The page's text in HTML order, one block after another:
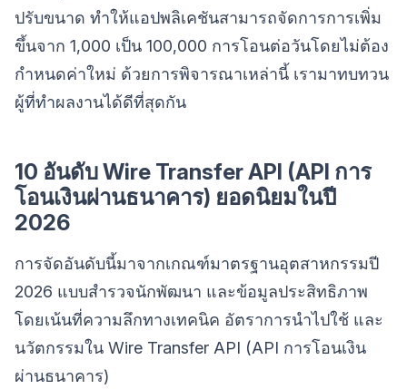
ปรับขนาด ทำให้แอปพลิเคชันสามารถจัดการการเพิ่ม
ขึ้นจาก 1,000 เป็น 100,000 การโอนต่อวันโดยไม่ต้อง
กำหนดค่าใหม่ ด้วยการพิจารณาเหล่านี้ เรามาทบทวน
ผู้ที่ทำผลงานได้ดีที่สุดกัน
10 อันดับ Wire Transfer API (API การ
โอนเงินผ่านธนาคาร) ยอดนิยมในปี
2026
การจัดอันดับนี้มาจากเกณฑ์มาตรฐานอุตสาหกรรมปี
2026 แบบสำรวจนักพัฒนา และข้อมูลประสิทธิภาพ
โดยเน้นที่ความลึกทางเทคนิค อัตราการนำไปใช้ และ
นวัตกรรมใน Wire Transfer API (API การโอนเงิน
ผ่านธนาคาร)